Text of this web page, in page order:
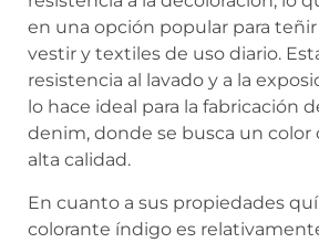
en una opción popular para
vestir y textiles de uso diario.
resistencia al lavado y a la
lo hace ideal para la fabricación
denim, donde se busca un color
alta calidad.
En cuanto a sus propiedades
colorante índigo es